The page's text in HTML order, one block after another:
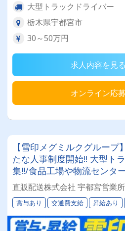
大型トラックドライバー
栃木県宇都宮市
30～50万円
求人内容を見る
オンライン応募
【雪印メグミルクグルー
たな人事制度開始!! 大型ト
集!!/食品工場や物流センタ
直販配送株式会社 宇都宮営業所
賞与あり 交通費支給 昇給あり